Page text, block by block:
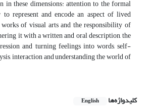
in these dimensions: attention to the formal
to represent and encode an aspect of lived
of visual arts and the responsibility of
it with a written and oral description, the
and turning feelings into words, self-
interaction and understanding the world of
کلیدواژه‌ها English